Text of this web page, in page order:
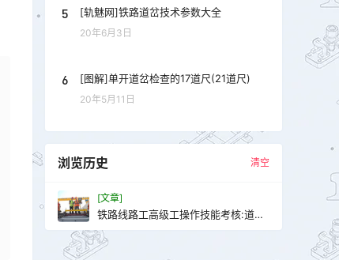
5 [轨魅网]铁路道岔技术参数大全
20年6月3日
6 [图解]单开道岔检查的17道尺(21道尺)
20年5月11日
浏览历史 清空
[文章]
铁路线路工高级工操作技能考核:道岔
起道作业